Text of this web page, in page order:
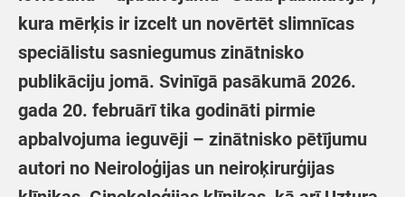
kura mērķis ir izcelt un novērtēt slimnīcas
speciālistu sasniegumus zinātnisko
publikāciju jomā. Svinīgā pasākumā 2026.
gada 20. februārī tika godināti pirmie
apbalvojuma ieguvēji – zinātnisko pētījumu
autori no Neiroloģijas un neiroķirurģijas